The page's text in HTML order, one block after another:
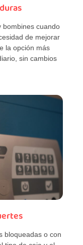
bombines cuando
de mejorar
la opción más
sin cambios
bloqueadas o con